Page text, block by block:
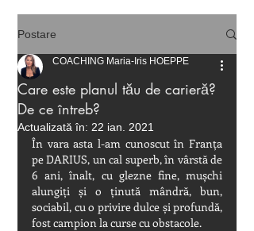
Postare
Care este planul tău de carieră?
De ce întreb?
COACHING Maria-Iris HOEPPE
Actualizată în: 22 ian. 2021
În vara asta l-am cunoscut în Franța
pe DARIUS, un cal superb, în vârstă de
6 ani, înalt, cu glezne fine, mușchi
alungiți și o ținută mândră, bun,
sociabil, cu o privire dulce și profundă,
fost campion la curse cu obstacole.